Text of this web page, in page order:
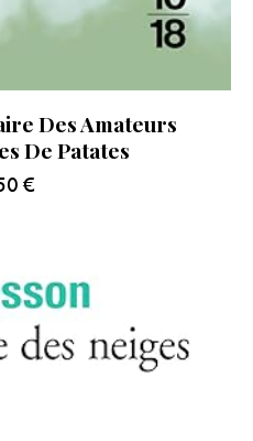
Des Amateurs
De Patates
€